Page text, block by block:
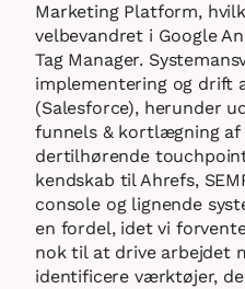
Marketing Platform,
velbevandret i Google
Tag Manager.
implementering og drift
(Salesforce), herunder
funnels & kortlægning af
dertilhørende
kendskab til Ahrefs,
console og lignende
en fordel, idet vi
nok til at drive arbejdet
identificere værktøjer,